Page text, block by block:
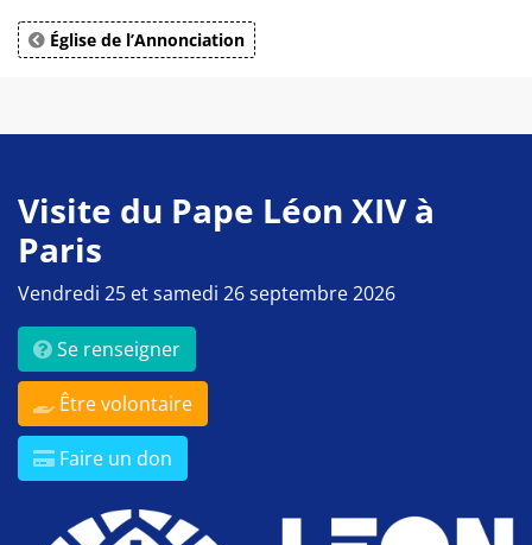
Église de l’Annonciation
Visite du Pape Léon XIV à
Paris
Vendredi 25 et samedi 26 septembre 2026
Se renseigner
Être volontaire
Faire un don